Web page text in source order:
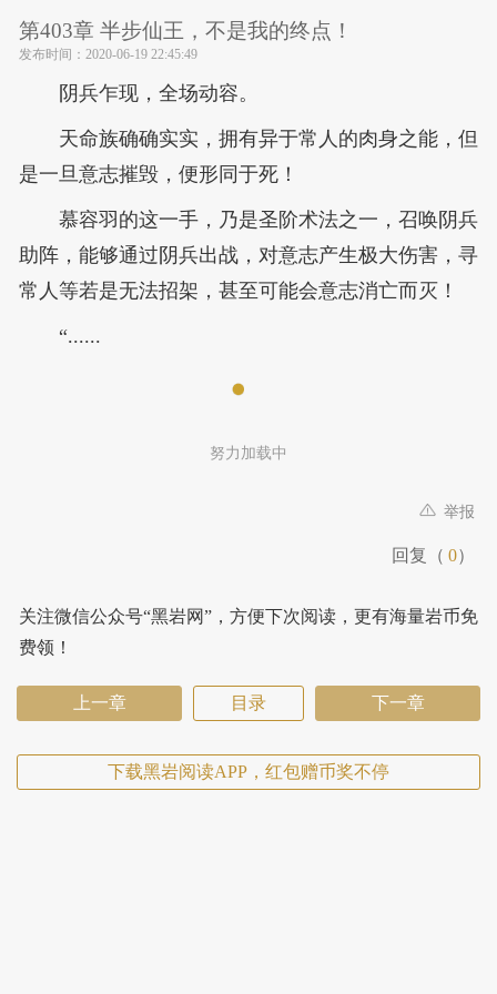
第403章 半步仙王，不是我的终点！
发布时间： 2020-06-19 22:45:49
阴兵乍现，全场动容。
天命族确确实实，拥有异于常人的肉身之能，但
是一旦意志摧毁，便形同于死！
慕容羽的这一手，乃是圣阶术法之一，召唤阴兵
助阵，能够通过阴兵出战，对意志产生极大伤害，寻
常人等若是无法招架，甚至可能会意志消亡而灭！
“......
努力加载中
举报
回复（ 0）
关注微信公众号“黑岩网”，方便下次阅读，更有海量岩币免
费领！
上一章 目录 下一章
下载黑岩阅读APP，红包赠币奖不停